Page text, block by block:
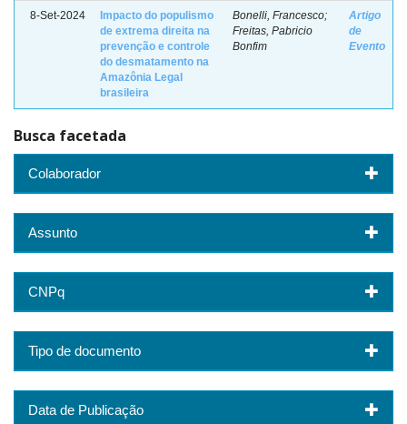
8-Set-2024
Impacto do populismo
de extrema direita na
prevenção e controle
do desmatamento na
Amazônia Legal
brasileira
Bonelli, Francesco;
Freitas, Pabricio
Bonfim
Artigo
de
Evento
Busca facetada
Colaborador
Assunto
CNPq
Tipo de documento
Data de Publicação